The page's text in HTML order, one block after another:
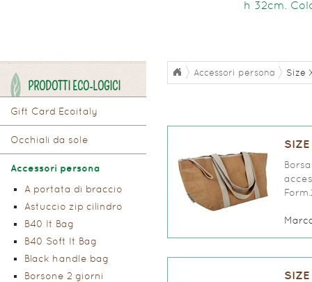
h 32cm.
PRODOTTI ECO-LOGICI
Gift Card Ecoitaly
Occhiali da sole
Accessori persona
A portata di braccio
Astuccio zip cilindro
B40 It Bag
B40 Soft It Bag
Black handle bag
Borsone 2 giorni
Accessori persona Size